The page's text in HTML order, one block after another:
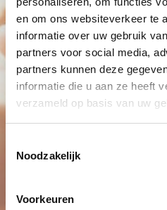
en om ons websiteverkeer te
informatie over uw gebruik
partners voor social media,
partners kunnen deze
informatie die u aan ze heeft
verzameld op basis van uw
Noodzakelijk
Voorkeuren